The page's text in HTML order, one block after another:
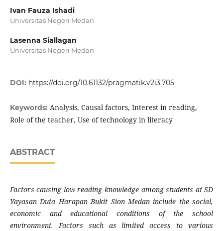
Ivan Fauza Ishadi
Universitas Negeri Medan
Lasenna Siallagan
Universitas Negeri Medan
DOI: https://doi.org/10.61132/pragmatik.v2i3.705
Keywords: Analysis, Causal factors, Interest in reading,
Role of the teacher, Use of technology in literacy
ABSTRACT
Factors causing low reading knowledge among students at SD
Yayasan Duta Harapan Bukit Sion Medan include the social,
economic and educational conditions of the school
environment. Factors such as limited access to various